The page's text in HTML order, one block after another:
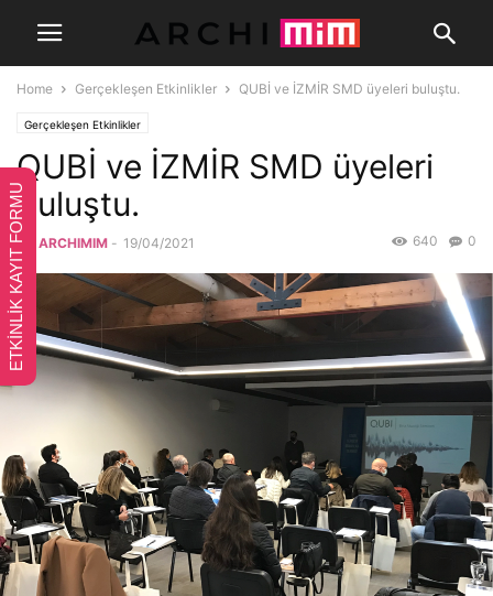
Home Gerçekleşen Etkinlikler QUBİ ve İZMİR SMD üyeleri buluştu.
Gerçekleşen Etkinlikler
QUBİ ve İZMİR SMD üyeleri
buluştu.
By ARCHIMIM - 19/04/2021 0
640
ETKİNLİK KAYIT FORMU